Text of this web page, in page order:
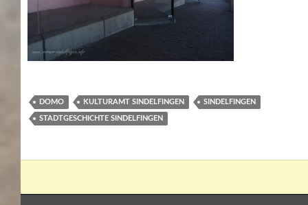
DOMO KULTURAMT SINDELFINGEN SINDELFINGEN
STADTGESCHICHTE SINDELFINGEN